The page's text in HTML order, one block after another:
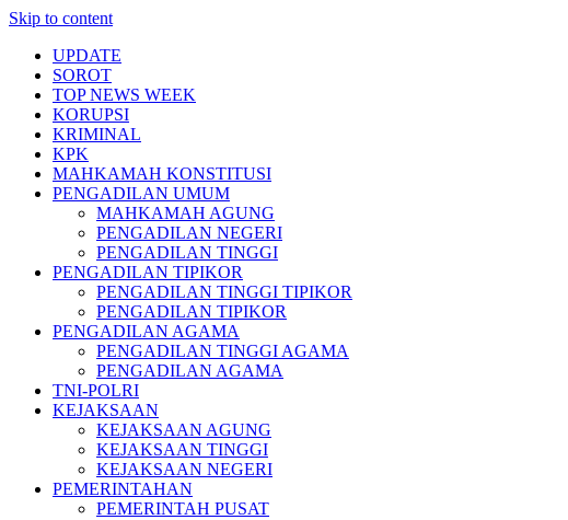
Skip to content
UPDATE
SOROT
TOP NEWS WEEK
KORUPSI
KRIMINAL
KPK
MAHKAMAH KONSTITUSI
PENGADILAN UMUM
MAHKAMAH AGUNG
PENGADILAN NEGERI
PENGADILAN TINGGI
PENGADILAN TIPIKOR
PENGADILAN TINGGI TIPIKOR
PENGADILAN TIPIKOR
PENGADILAN AGAMA
PENGADILAN TINGGI AGAMA
PENGADILAN AGAMA
TNI-POLRI
KEJAKSAAN
KEJAKSAAN AGUNG
KEJAKSAAN TINGGI
KEJAKSAAN NEGERI
PEMERINTAHAN
PEMERINTAH PUSAT